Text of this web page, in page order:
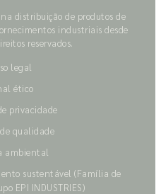
distribuição de produtos de
industriais desde
reservados.
legal
ético
privacidade
qualidade
ambiental
sustentável (Família de
EPI INDUSTRIES)